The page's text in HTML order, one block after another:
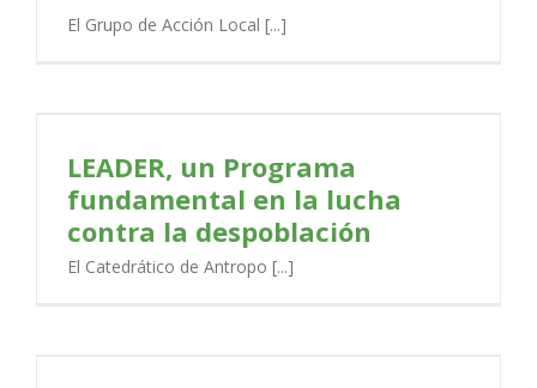
El Grupo de Acción Local [...]
LEADER, un Programa
fundamental en la lucha
contra la despoblación
El Catedrático de Antropo [...]